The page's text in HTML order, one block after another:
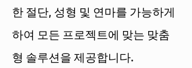
한 절단, 성형 및 연마를 가능하게
하여 모든 프로젝트에 맞는 맞춤
형 솔루션을 제공합니다.